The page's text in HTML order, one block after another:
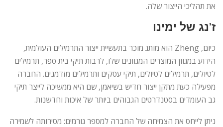
את תהליכי הייצור שלה.
ז’נג של ימינו
כיום, Zheng הוא מותג מוכר בתעשיית ייצור התרמילים העולמית,
הידוע במגוון המוצרים המגוונים שלו, לרבות תיקי בית ספר, תרמילים
לטיולים, תרמילים לטיולים, תיקי עסקים ותרמילים מזדמנים. החברה
מפעילה כעת מתקן ייצור חדיש בשיאמן, שם היא ממשיכה לייצר תיקי
גב העומדים בסטנדרטים הגבוהים ביותר של איכות וחדשנות.
ניתן לייחס את הצמיחה של החברה למספר גורמים: מסירותה לשמירה